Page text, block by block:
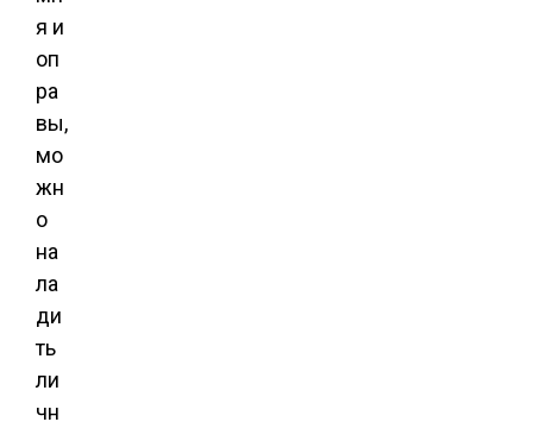
я и
оп
ра
вы,
мо
жн
о
на
ла
ди
ть
ли
чн